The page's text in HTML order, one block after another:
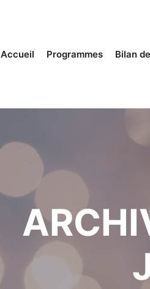
Accueil Programmes Bilan